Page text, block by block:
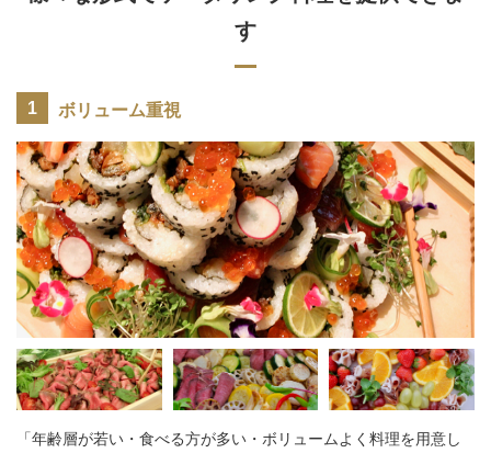
す
ボリューム重視
「年齢層が若い・食べる方が多い・ボリュームよく料理を用意し